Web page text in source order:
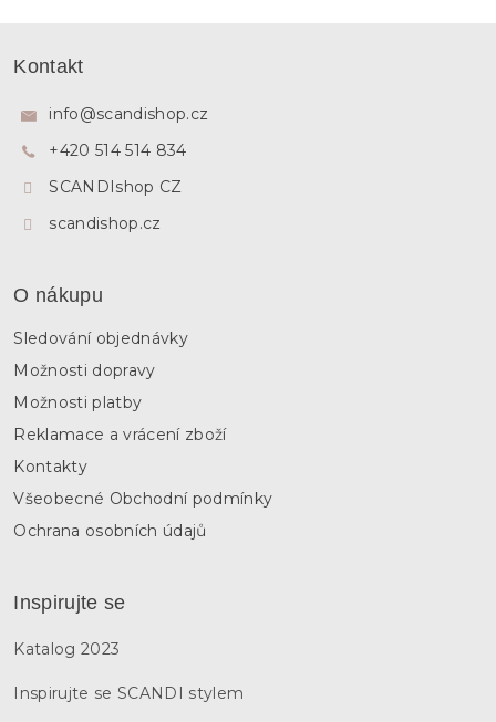
Kontakt
info@scandishop.cz
+420 514 514 834
SCANDIshop CZ
scandishop.cz
O nákupu
Sledování objednávky
Možnosti dopravy
Možnosti platby
Reklamace a vrácení zboží
Kontakty
Všeobecné Obchodní podmínky
Ochrana osobních údajů
Inspirujte se
Katalog 2023
Inspirujte se SCANDI stylem